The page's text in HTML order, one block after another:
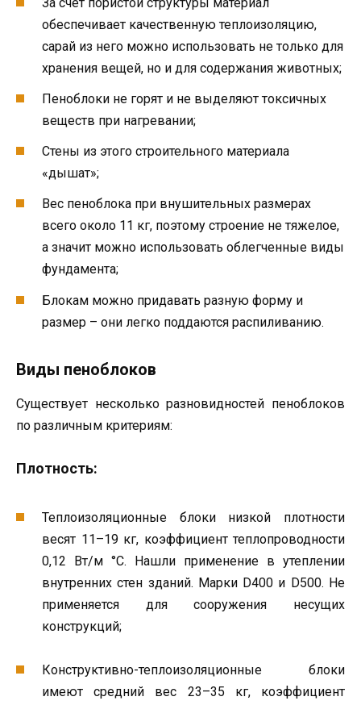
обеспечивает качественную теплоизоляцию,
сарай из него можно использовать не только для
хранения вещей, но и для содержания животных;
Пеноблоки не горят и не выделяют токсичных
веществ при нагревании;
Стены из этого строительного материала
«дышат»;
Вес пеноблока при внушительных размерах
всего около 11 кг, поэтому строение не тяжелое,
а значит можно использовать облегченные виды
фундамента;
Блокам можно придавать разную форму и
размер – они легко поддаются распиливанию.
Виды пеноблоков
Существует несколько разновидностей пеноблоков
по различным критериям:
Плотность:
Теплоизоляционные блоки низкой плотности
весят 11–19 кг, коэффициент теплопроводности
0,12 Вт/м °С. Нашли применение в утеплении
внутренних стен зданий. Марки D400 и D500. Не
применяется для сооружения несущих
конструкций;
Конструктивно-теплоизоляционные блоки
имеют средний вес 23–35 кг, коэффициент